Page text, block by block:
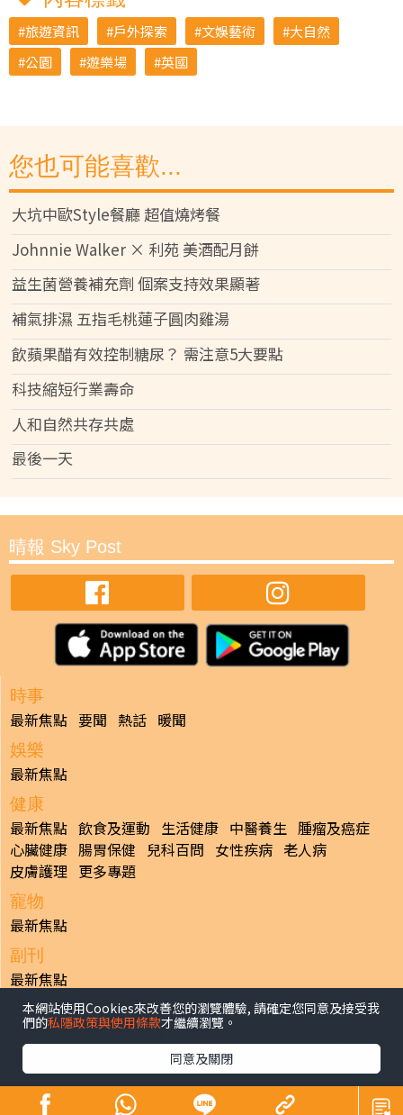
旅遊資訊 戶外探索 文娛藝術
大自然
公園
遊樂場 英國
您也可能喜歡...
大坑中歐Style餐廳 超值燒烤餐
Johnnie Walker × 利苑 美酒配月餅
益生菌營養補充劑 個案支持效果顯著
補氣排濕 五指毛桃蓮子圓肉雞湯
飲蘋果醋有效控制糖尿？ 需注意5大要點
科技縮短行業壽命
人和自然共存共處
最後一天
晴報 Sky Post
時事
最新焦點 要聞 熱話 暖聞
娛樂
最新焦點
健康
最新焦點 飲食及運動 生活健康 中醫養生 腫瘤及癌症
心臟健康 腸胃保健 兒科百問 女性疾病 老人病
皮膚護理 更多專題
寵物
最新焦點
副刊
最新焦點
日報
揭頁版 港聞 財經/地產 中國/國際
生活副刊
體育 專題/人物
香港經濟日報版權所有©2026
本網站使用Cookies來改善您的瀏覽體驗, 請確定您同意及接受我
們的私隱政策與使用條款才繼續瀏覽。
同意及關閉